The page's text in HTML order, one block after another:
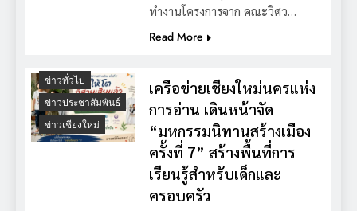
ทำงานโครงการจาก คณะวิศว…
Read More
ข่าวทั่วไป
ข่าวประชาสัมพันธ์
ข่าวเชียงใหม่
เครือข่ายเชียงใหม่นครแห่ง
การอ่าน เดินหน้าจัด
“มหกรรมนิทานสร้างเมือง
ครั้งที่ 7” สร้างพื้นที่การ
เรียนรู้สำหรับเด็กและ
ครอบครัว